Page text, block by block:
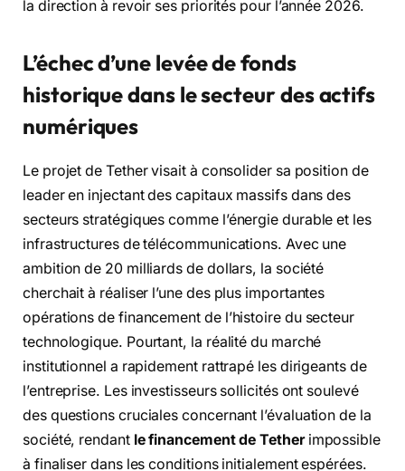
la direction à revoir ses priorités pour l’année 2026.
L’échec d’une levée de fonds
historique dans le secteur des actifs
numériques
Le projet de Tether visait à consolider sa position de
leader en injectant des capitaux massifs dans des
secteurs stratégiques comme l’énergie durable et les
infrastructures de télécommunications. Avec une
ambition de 20 milliards de dollars, la société
cherchait à réaliser l’une des plus importantes
opérations de financement de l’histoire du secteur
technologique. Pourtant, la réalité du marché
institutionnel a rapidement rattrapé les dirigeants de
l’entreprise. Les investisseurs sollicités ont soulevé
des questions cruciales concernant l’évaluation de la
société, rendant le financement de Tetherimpossible
à finaliser dans les conditions initialement espérées.